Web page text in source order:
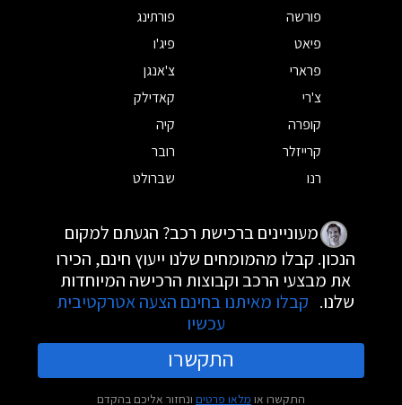
פורשה
פורתינג
פיאט
פיג'ו
פרארי
צ'אנגן
צ'רי
קאדילק
קופרה
קיה
קרייזלר
רובר
רנו
שברולט
מעוניינים ברכישת רכב? הגעתם למקום
הנכון. קבלו מהמומחים שלנו ייעוץ חינם, הכירו
את מבצעי הרכב וקבוצות הרכישה המיוחדות
שלנו. קבלו מאיתנו בחינם הצעה אטרקטיבית
עכשיו
התקשרו
התקשרו או מלאו פרטים ונחזור אליכם בהקדם